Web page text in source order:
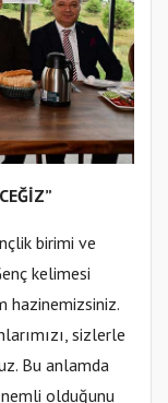
birimi ve
kelimesi
hazinemizsiniz.
sizlerle
Bu anlamda
olduğunu